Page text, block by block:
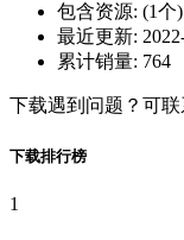
包含资源: (1个)
最近更新:
累计销量: 764
下载遇到问题？可
下载排行榜
1